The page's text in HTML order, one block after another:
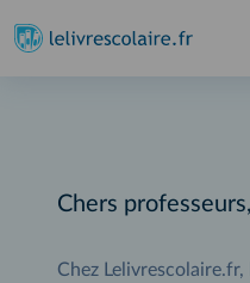
Chers professeurs,
Chez